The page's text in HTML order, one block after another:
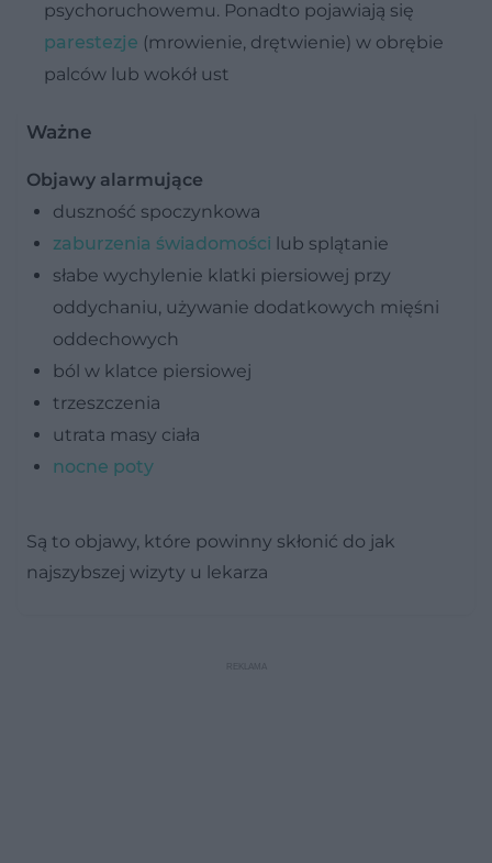
psychoruchowemu. Ponadto pojawiają się
parestezje (mrowienie, drętwienie) w obrębie
palców lub wokół ust
Ważne
Objawy alarmujące
duszność spoczynkowa
zaburzenia świadomości lub splątanie
słabe wychylenie klatki piersiowej przy
oddychaniu, używanie dodatkowych mięśni
oddechowych
ból w klatce piersiowej
trzeszczenia
utrata masy ciała
nocne poty
Są to objawy, które powinny skłonić do jak
najszybszej wizyty u lekarza